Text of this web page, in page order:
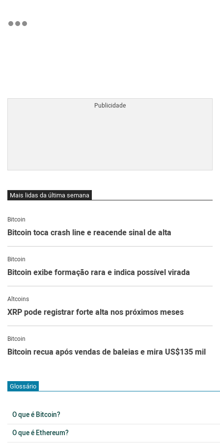
Mais lidas da última semana
Bitcoin
Bitcoin toca crash line e reacende sinal de alta
Bitcoin
Bitcoin exibe formação rara e indica possível virada
Altcoins
XRP pode registrar forte alta nos próximos meses
Bitcoin
Bitcoin recua após vendas de baleias e mira US$135 mil
Glossário
O que é Bitcoin?
O que é Ethereum?